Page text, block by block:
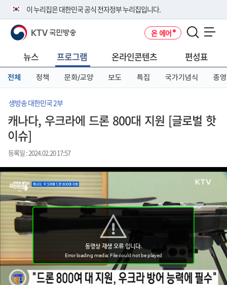
이 누리집은 대한민국 공식 전자정부 누리집입니다.
공식 누리집 주소 확인하기
니다.
이밖에 or.kr 또는 .kr등 다른 도메인 주소를 사용하고 있다면 아래 URL에
서 도메인 주소를 확인해 보세요
KTV 국민방송 온 에어
뉴스 프로그램 온라인콘텐츠 편성표
전체 정책 문화/교양 보도 특집 국가기념식 종영
생방송 대한민국 2부
캐나다, 우크라에 드론 800대 지원 [글로벌 핫
이슈]
등록일 : 2024.02.20 17:57